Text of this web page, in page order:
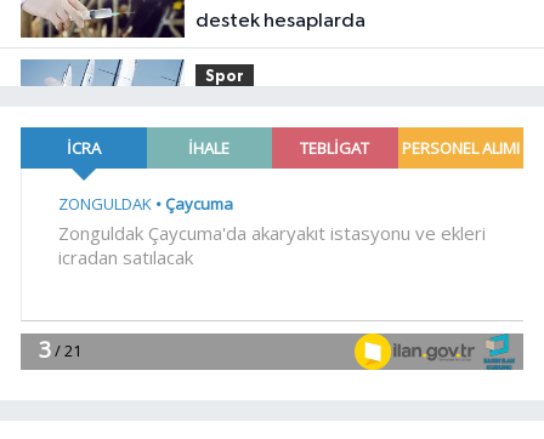
destek hesaplarda
Spor
mücadelesi ilk günde nefes kesti
18:55Bursa'da tarihi eser